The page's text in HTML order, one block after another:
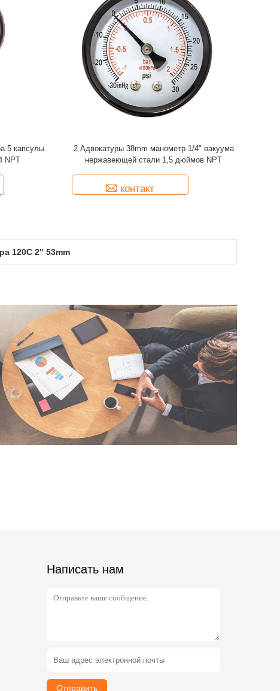
5 капсулы
NPT
2 Адвокатуры 38mm манометр 1/4" вакуума
нержавеющей стали 1,5 дюймов NPT
контакт
120C 2" 53mm
Написать нам
Отправить